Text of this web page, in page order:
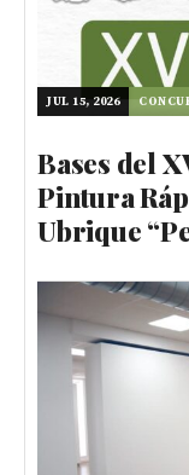
JUL 15, 2026
Bases del
Pintura
Ubrique